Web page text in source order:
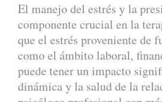
El manejo del estrés y la
componente crucial en la
que el estrés proveniente de
como el ámbito laboral,
puede tener un impacto
dinámica y la salud de la